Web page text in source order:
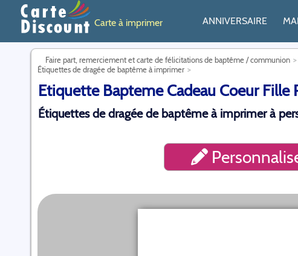
Carte à imprimer ANNIVERSAIRE
Faire part, remerciement et carte de félicitations de baptême / communion
Étiquettes de dragée de baptême à imprimer
Etiquette Bapteme Cadeau Coeur
Étiquettes de dragée de baptême à imprimer à